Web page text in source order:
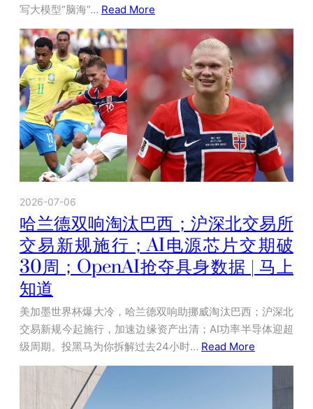
写大模型“脑海”… Read More
2026-07-06
哈兰德双响淘汰巴西；沪深北交易所
交易新规施行；AI电源芯片交期破
30周；OpenAI抢夺具身数据 | 马上
知道
美加墨世界杯爆大冷，哈兰德双响助挪威淘汰巴西；沪深北
交易新规今起施行，加速边缘资产出清；AI功率半导体迎超
级周期。投黑马为你拆解过去24小时… Read More